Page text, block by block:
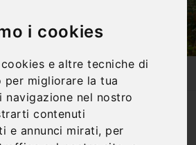
i cookies
e altre tecniche di
per migliorare la tua
navigazione nel nostro
contenuti
e annunci mirati, per
Bike & E-Bike
Dell'Altopiano Silano